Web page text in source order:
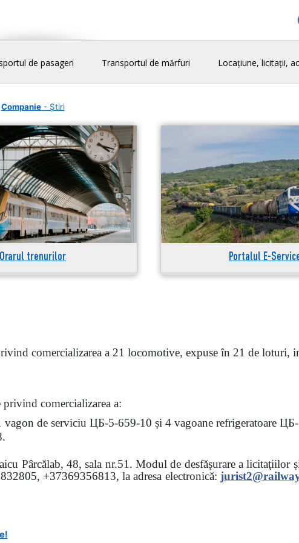
de pasageri Transportul de mărfuri Locațiune, licitații,
Companie- Știri
Orarul trenurilor Portalul E-
comercializarea a 21 locomotive, expuse în 21 de loturi,
privind comercializarea a:
de serviciu ЦБ-5-659-10 și 4 vagoane refrigeratoare
Pârcălab, 48, sala nr.51.Modul de desfăşurare a licitaţiilor
+37369356813, la adresa electronică: